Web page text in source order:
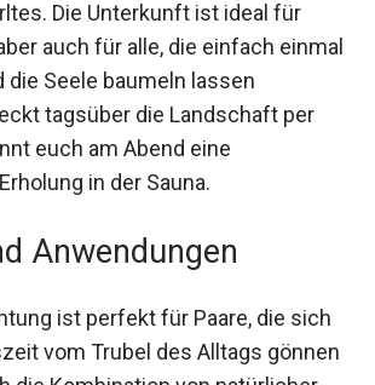
Auszeit vom hektischen
zwei ruhige Nächte in der
Werltes. Die Unterkunft ist
aber auch für alle, die
und die Seele baumeln
Entdeckt tagsüber die
und gönnt euch am
Erholung in der Sauna.
Anwendungen